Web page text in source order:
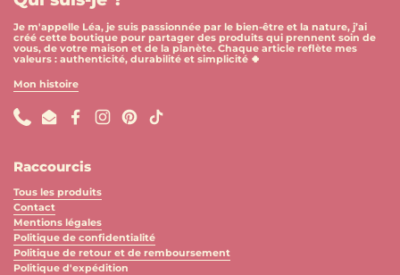
Je m'appelle Léa, je suis passionnée par le bien-être et la nature, j’ai
créé cette boutique pour partager des produits qui prennent soin de
vous, de votre maison et de la planète. Chaque article reflète mes
valeurs : authenticité, durabilité et simplicité 🍀
Mon histoire
PhoneEmailFacebookInstagram
Pinterest
TikTok
Raccourcis
Tous les produits
Contact
Mentions légales
Politique de confidentialité
Politique de retour et de remboursement
Politique d'expédition